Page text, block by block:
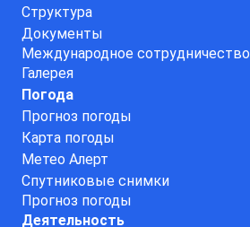
Структура
Документы
Международное сотрудничество
Галерея
Погода
Прогноз погоды
Карта погоды
Метео Алерт
Спутниковые снимки
Прогноз погоды
Деятельность